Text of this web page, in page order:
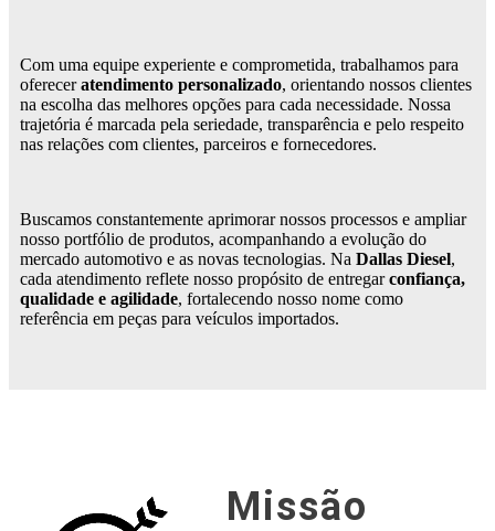
Com uma equipe experiente e comprometida, trabalhamos para
ofereceratendimento personalizado, orientando nossos clientes
na escolha das melhores opções para cada necessidade. Nossa
trajetória é marcada pela seriedade, transparência e pelo respeito
nas relações com clientes, parceiros e fornecedores.
Buscamos constantemente aprimorar nossos processos e ampliar
nosso portfólio de produtos, acompanhando a evolução do
mercado automotivo e as novas tecnologias. Na Dallas Diesel,
cada atendimento reflete nosso propósito de entregarconfiança,
qualidade e agilidade, fortalecendo nosso nome como
referência em peças para veículos importados.
Missão